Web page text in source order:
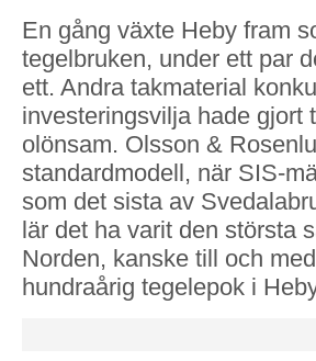
En gång växte Heby fram
tegelbruken, under ett par
ett. Andra takmaterial
investeringsvilja hade gjort
olönsam. Olsson &
standardmodell, när SIS-
som det sista av
lär det ha varit den största
Norden, kanske till och
hundraårig tegelepok i